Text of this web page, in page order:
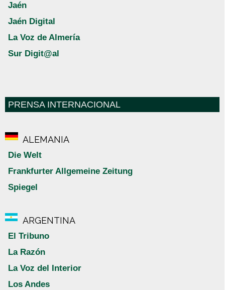
Jaén
Jaén Digital
La Voz de Almería
Sur Digit@al
PRENSA INTERNACIONAL
ALEMANIA
Die Welt
Frankfurter Allgemeine Zeitung
Spiegel
ARGENTINA
El Tribuno
La Razón
La Voz del Interior
Los Andes